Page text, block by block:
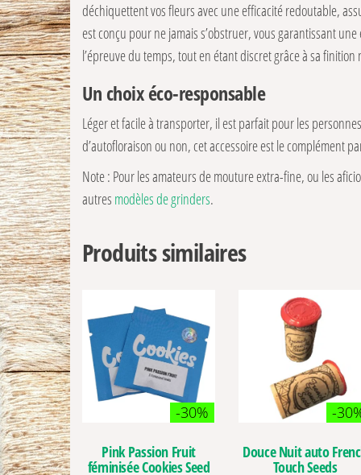
déchiquettent vos fleurs avec une efficacité redoutable,
est conçu pour ne jamais s’obstruer, vous garantissant
l’épreuve du temps, tout en étant discret grâce à sa finition
Un choix éco-responsable
Léger et facile à transporter, il est parfait pour les
d’autofloraison ou non, cet accessoire est le complément
Note : Pour les amateurs de mouture extra-fine, ou les
autres modèles de grinders.
Produits similaires
-30%
Pink Passion Fruit
féminisée Cookies Seed
-
Douce Nuit auto
Touch Seeds